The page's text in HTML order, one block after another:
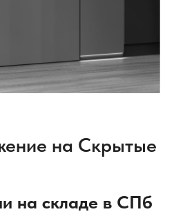
на Скрытые
на складе в СПб